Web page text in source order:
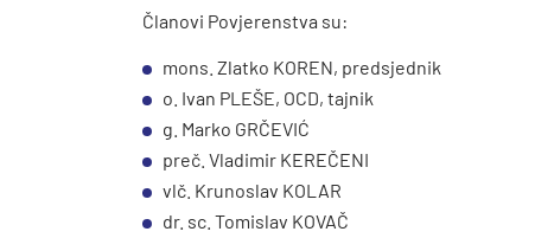
Članovi Povjerenstva su:
mons. Zlatko KOREN, predsjednik
o. Ivan PLEŠE, OCD, tajnik
g. Marko GRČEVIĆ
preč. Vladimir KEREČENI
vlč. Krunoslav KOLAR
dr. sc. Tomislav KOVAČ